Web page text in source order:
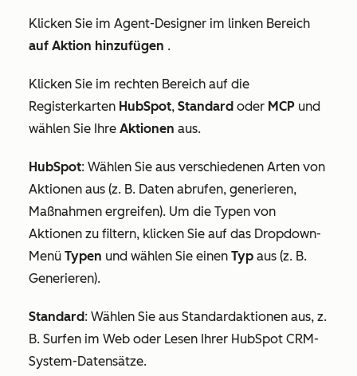
Klicken Sie im Agent-Designer im linken Bereich
auf Aktion hinzufügen .
Klicken Sie im rechten Bereich auf die
Registerkarten HubSpot, Standard oder MCP und
wählen Sie Ihre Aktionen aus.
HubSpot: Wählen Sie aus verschiedenen Arten von
Aktionen aus (z. B. Daten abrufen, generieren,
Maßnahmen ergreifen). Um die Typen von
Aktionen zu filtern, klicken Sie auf das Dropdown-
Menü Typen und wählen Sie einen Typ aus (z. B.
Generieren).
Standard: Wählen Sie aus Standardaktionen aus, z.
B. Surfen im Web oder Lesen Ihrer HubSpot CRM-
System-Datensätze.